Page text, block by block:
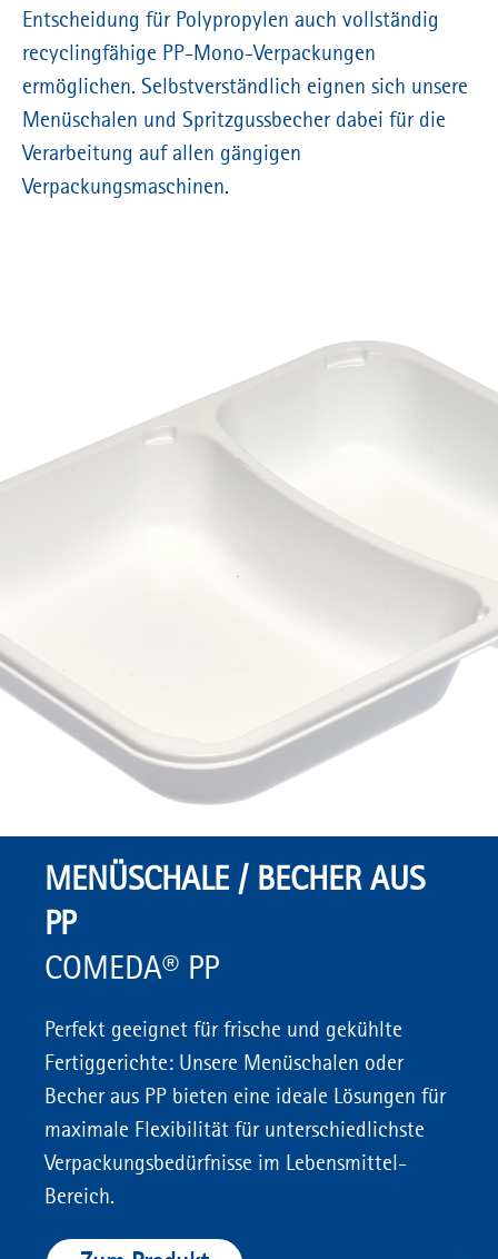
Entscheidung für Polypropylen auch vollständig
recyclingfähige PP-Mono-Verpackungen
ermöglichen. Selbstverständlich eignen sich unsere
Menüschalen und Spritzgussbecher dabei für die
Verarbeitung auf allen gängigen
Verpackungsmaschinen.
MENÜSCHALE / BECHER AUS
PP
COMEDA® PP
Perfekt geeignet für frische und gekühlte
Fertiggerichte: Unsere Menüschalen oder
Becher aus PP bieten eine ideale Lösungen für
maximale Flexibilität für unterschiedlichste
Verpackungsbedürfnisse im Lebensmittel-
Bereich.